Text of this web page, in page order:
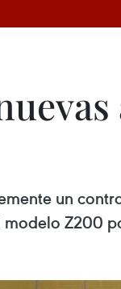
un
Z200